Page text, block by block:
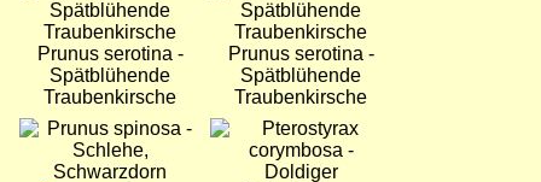
Prunus serotina -
Spätblühende
Traubenkirsche
Prunus serotina -
Spätblühende
Traubenkirsche
Bild
Bild